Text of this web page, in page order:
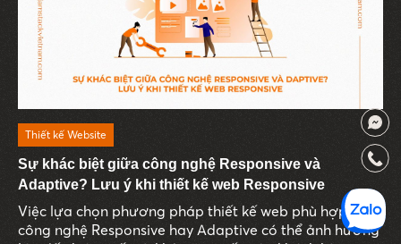
Thiết kế Website
Sự khác biệt giữa công nghệ Responsive và
Adaptive? Lưu ý khi thiết kế web Responsive
Việc lựa chọn phương pháp thiết kế web phù hợp như
công nghệ Responsive hay Adaptive có thể ảnh hưởng